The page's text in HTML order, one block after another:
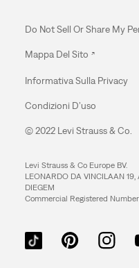
Do Not Sell Or Share My
Mappa Del Sito
Informativa Sulla Privacy
Condizioni D’uso
© 2022 Levi Strauss & Co.
Levi Strauss & Co Europe BV.
LEONARDO DA VINCILAAN 19,
DIEGEM
Commercial Registered